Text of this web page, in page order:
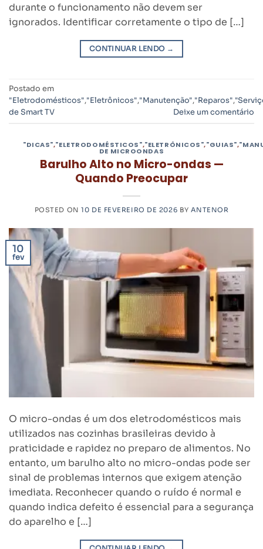
durante o funcionamento não devem ser
ignorados. Identificar corretamente o tipo de […]
CONTINUAR LENDO →
Postado em
"Eletrodomésticos","Eletrônicos","Manutenção","Reparos",
de Smart TV
Deixe um comentário
"DICAS","ELETRODOMÉSTICOS","ELETRÔNICOS","GUIAS",
DE MICROONDAS
Barulho Alto no Micro-ondas —
Quando Preocupar
POSTED ON10 DE FEVEREIRO DE 2026 BYANTENOR
10
fev
O micro-ondas é um dos eletrodomésticos mais
utilizados nas cozinhas brasileiras devido à
praticidade e rapidez no preparo de alimentos. No
entanto, um barulho alto no micro-ondas pode ser
sinal de problemas internos que exigem atenção
imediata. Reconhecer quando o ruído é normal e
quando indica defeito é essencial para a segurança
do aparelho e […]